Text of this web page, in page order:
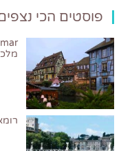
פוסטים הכי
רומא – 4